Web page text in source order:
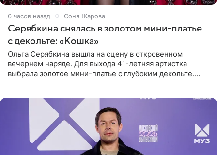
6 часов назад Соня Жарова
Серябкина снялась в золотом мини-платье
с декольте: «Кошка»
Ольга Серябкина вышла на сцену в откровенном
вечернем наряде. Для выхода 41-летняя артистка
выбрала золотое мини-платье с глубоким декольте.